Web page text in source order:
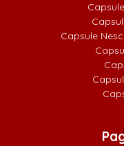
Capsule